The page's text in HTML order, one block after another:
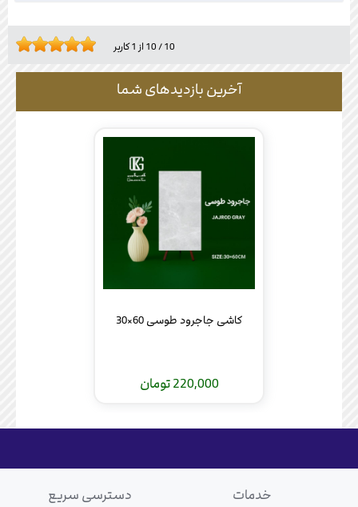
10/10 از 1کاربر
آخرین بازدیدهای شما
کاشی جاجرود طوسی 60×30
220,000 تومان
خدمات دسترسی سریع